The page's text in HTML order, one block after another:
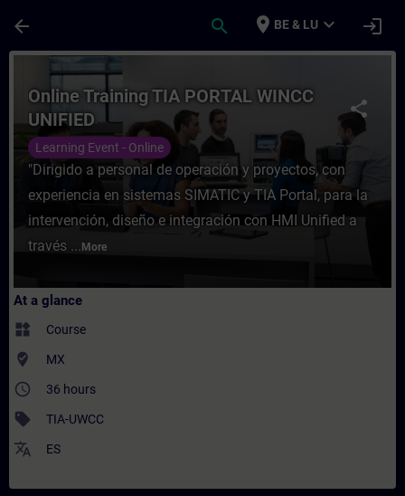
arrow_back search place BE & LU expand_more login
Course - Online Training TIA PORTAL
share
Online Training TIA PORTAL WINCC
UNIFIED
Learning Event - Online
"Dirigido a personal de operación y proyectos, con
experiencia en sistemas SIMATIC y TIA Portal, para la
intervención, diseño e integración con HMI Unified a
través ... More
At a glance
widgets Course
where_to_vote MX
access_time 36 hours
sell TIA-UWCC
translate ES